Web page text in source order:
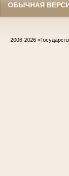
ОБЫЧНАЯ
2006-2026